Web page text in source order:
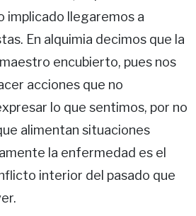
implicado llegaremos a
En alquimia decimos que la
encubierto, pues nos
acciones que no
lo que sentimos, por no
alimentan situaciones
la enfermedad es el
interior del pasado que